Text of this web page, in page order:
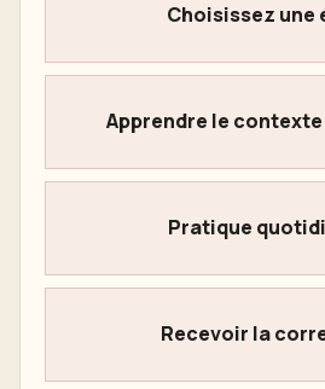
Choisissez une
Apprendre le
Pratique
Recevoir la